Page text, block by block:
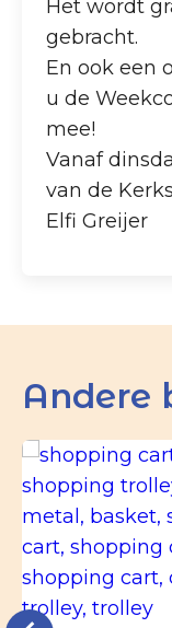
Het wordt
gebracht.
En ook een
u de
mee!
Vanaf
van de
Elfi Greijer
Andere